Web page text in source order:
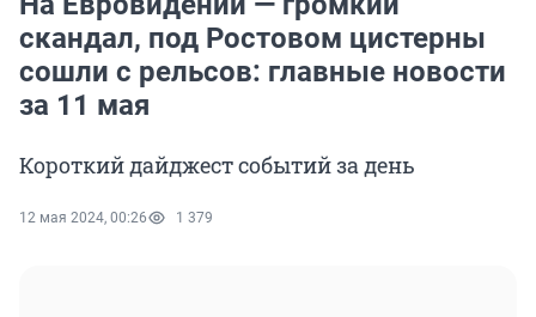
скандал, под Ростовом цистерны
сошли с рельсов: главные новости
за 11 мая
Короткий дайджест событий за день
12 мая 2024, 00:26 1 379